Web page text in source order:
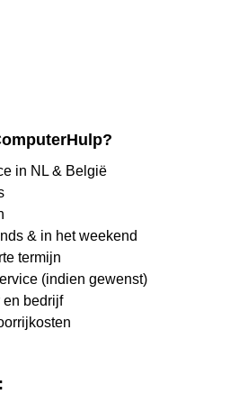
in NL & België
& in het weekend
termijn
(indien gewenst)
en bedrijf